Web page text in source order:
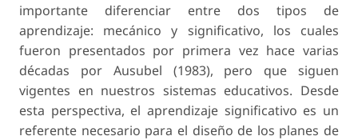
importante diferenciar entre dos tipos de
aprendizaje: mecánico y significativo, los cuales
fueron presentados por primera vez hace varias
décadas por Ausubel (1983), pero que siguen
vigentes en nuestros sistemas educativos. Desde
esta perspectiva, el aprendizaje significativo es un
referente necesario para el diseño de los planes de